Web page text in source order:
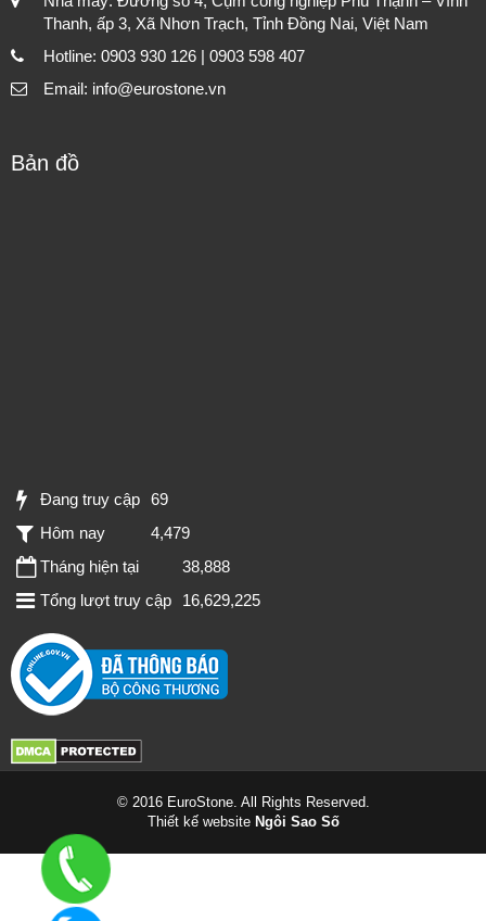
Thanh, ấp 3, Xã Nhơn Trạch, Tỉnh Đồng Nai, Việt Nam
Hotline: 0903 930 126 | 0903 598 407
Email: info@eurostone.vn
Bản đồ
Đang truy cập 69
Hôm nay
4,479
Tháng hiện tại
38,888
Tổng lượt truy cập
16,629,225
© 2016 EuroStone. All Rights Reserved.
Thiết kế website Ngôi Sao Số